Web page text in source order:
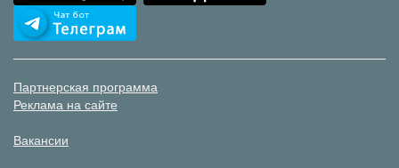
Партнерская программа
Реклама на сайте
Вакансии